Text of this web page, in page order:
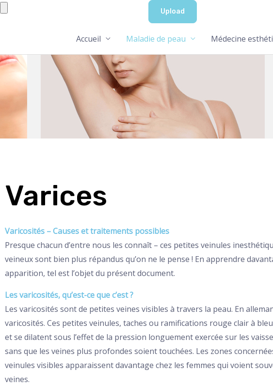
Aller
Accueil Maladie de peau Médecine
Varices
Varicosités – Causes et traitements possibles
Presque chacun d’entre nous les connaît – ces petites veinules
veineux sont bien plus répandus qu’on ne le pense ! En apprendre
apparition, tel est l’objet du présent document.
Les varicosités, qu’est-ce que c’est ?
Les varicosités sont de petites veines visibles à travers la peau. En
varicosités. Ces petites veinules, taches ou ramifications rouge clair à
et se dilatent sous l’effet de la pression longuement exercée sur les
sans que les veines plus profondes soient touchées. Les zones
veinules visibles apparaissent davantage chez les femmes qui voient
veines.